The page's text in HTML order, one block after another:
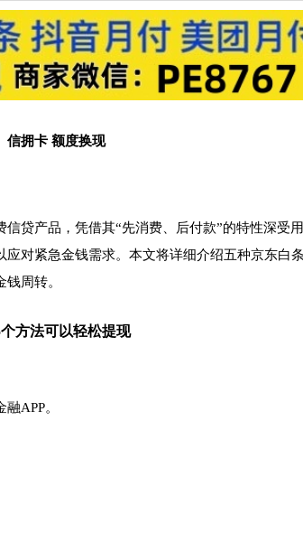
信拥卡 额度换现
贷产品，凭借其“先消费、后付款”的特性深受
对紧急金钱需求。本文将详细介绍五种京东白
周转。
方法可以轻松提现
APP。